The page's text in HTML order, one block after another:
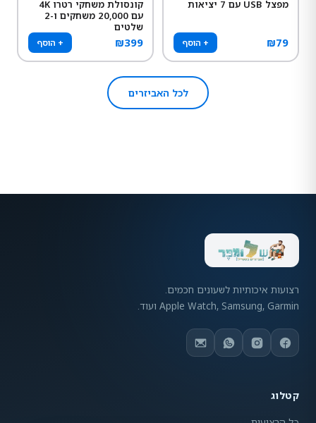
מפצל USB עם 7 יציאות
₪79 + הוסף
קונסולת משחקי רטרו 4K
עם 20,000 משחקים ו-2
שלטים
₪399 + הוסף
לכל האביזרים
רצועות איכותיות לשעונים חכמים.
Apple Watch, Samsung, Garmin ועוד.
קטלוג